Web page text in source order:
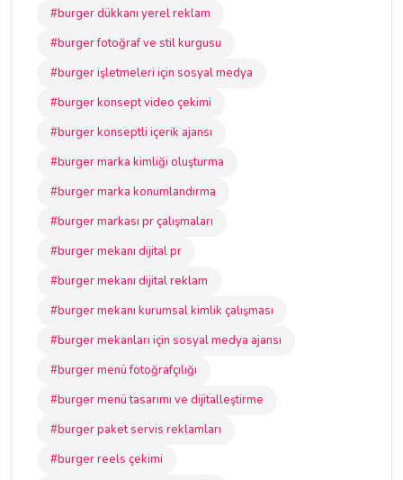
#burger dükkanı yerel reklam
#burger fotoğraf ve stil kurgusu
#burger işletmeleri için sosyal medya
#burger konsept video çekimi
#burger konseptli içerik ajansı
#burger marka kimliği oluşturma
#burger marka konumlandırma
#burger markası pr çalışmaları
#burger mekanı dijital pr
#burger mekanı dijital reklam
#burger mekanı kurumsal kimlik çalışması
#burger mekanları için sosyal medya ajansı
#burger menü fotoğrafçılığı
#burger menü tasarımı ve dijitalleştirme
#burger paket servis reklamları
#burger reels çekimi